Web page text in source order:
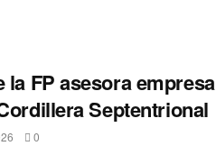
FP asesora empresa
Septentrional
0